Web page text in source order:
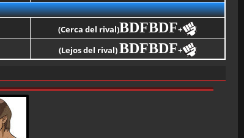
(Cerca del rival)BDFBDF+
(Lejos del rival)BDFBDF+